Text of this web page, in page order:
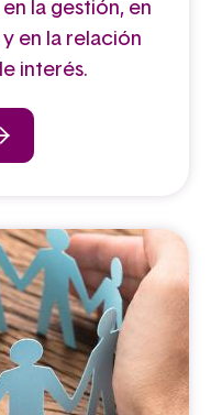
la gestión, en
en la relación
interés.